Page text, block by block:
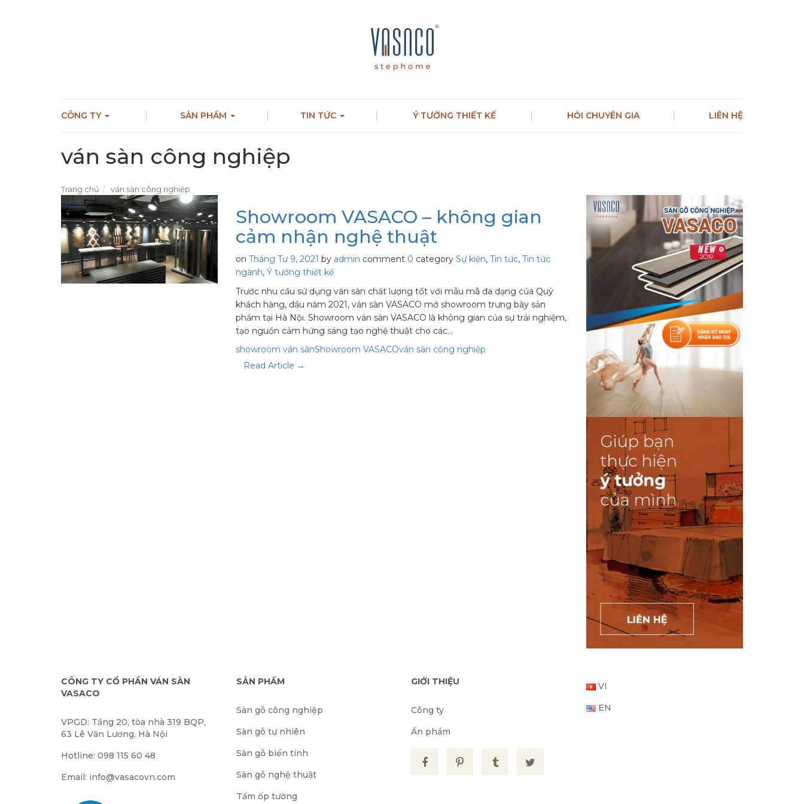
CÔNG TY SẢN PHẨM TIN TỨC Ý TƯỞNG THIẾT KẾ HỎI CHUYÊN GIA LIÊN HỆ
ván sàn công nghiệp
Trang chủ ván sàn công nghiệp
Showroom VASACO – không gian
cảm nhận nghệ thuật
onTháng Tư 9, 2021 by admin comment 0 categorySự kiện,Tin tức,Tin tức
ngành,Ý tưởng thiết kế
Trước nhu cầu sử dụng ván sàn chất lượng tốt với mẫu mã đa dạng của Quý
khách hàng, đầu năm 2021, ván sàn VASACO mở showroom trưng bày sản
phẩm tại Hà Nội. Showroom ván sàn VASACO là không gian của sự trải nghiệm,
tạo nguồn cảm hứng sáng tạo nghệ thuật cho các…
showroom ván sànShowroom VASACOván sàn công nghiệp
Read Article →
CÔNG TY CỔ PHẦN VÁN SÀN
VASACO
VPGD: Tầng 20, tòa nhà 319 BQP,
63 Lê Văn Lương, Hà Nội
Hotline: 098 115 60 48
Email: info@vasacovn.com
SẢN PHẨM
Sàn gỗ công nghiệp
Sàn gỗ tự nhiên
Sàn gỗ biến tính
Sàn gỗ nghệ thuật
Tấm ốp tường
GIỚI THIỆU
Công ty
Ấn phẩm
VI
EN